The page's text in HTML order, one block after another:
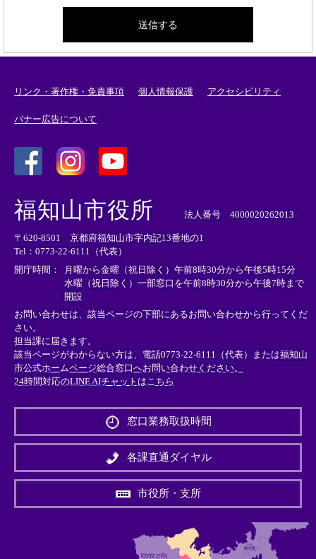
リンク・著作権・免責事項 個人情報保護 アクセシビリティ
バナー広告について
外
部
リ
ン
ク
＞
外
リ
ン
ク
＞
外
部
ン
ク
＞
福知山市役所 法人番号 4000020262013
〒620-8501 京都府福知山市字内記13番地の1
Tel：0773-22-6111（代表）
開庁時間： 月曜から金曜（祝日除く）午前8時30分から午後5時15分
水曜（祝日除く）一部窓口を午前8時30分から午後7時まで
開設
お問い合わせは、該当ページの下部にあるお問い合わせから行ってくだ
さい。
担当課に届きます。
該当ページがわからない方は、電話0773-22-6111（代表）または福知山
市公式ホームページ総合窓口へお問い合わせください。
24時間対応のLINE AIチャットはこちら
外
リ
ン
＞
窓口業務取扱時間
各課直通ダイヤル
市役所・支所